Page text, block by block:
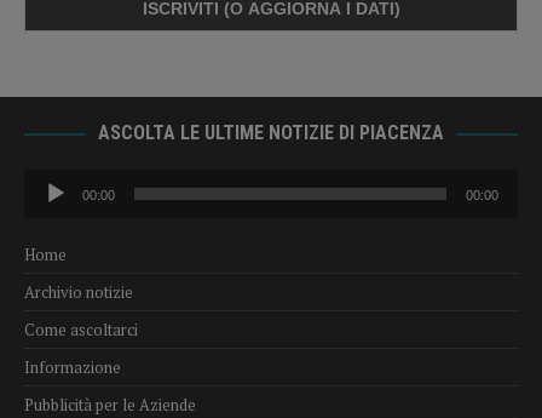
ASCOLTA LE ULTIME NOTIZIE DI PIACENZA
Audio
Player
00:00 00:00
Home
Archivio notizie
Come ascoltarci
Informazione
Pubblicità per le Aziende